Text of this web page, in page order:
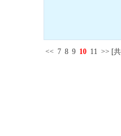
<< 7 8 9 10 11 >> [共